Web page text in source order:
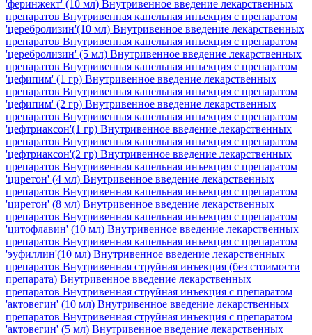
'феринжект' (10 мл) Внутривенное введение лекарственных
препаратов Внутривенная капельная инъекция с препаратом
'церебролизин'(10 мл) Внутривенное введение лекарственных
препаратов Внутривенная капельная инъекция с препаратом
'церебролизин' (5 мл) Внутривенное введение лекарственных
препаратов Внутривенная капельная инъекция с препаратом
'цефипим' (1 гр) Внутривенное введение лекарственных
препаратов Внутривенная капельная инъекция с препаратом
'цефипим' (2 гр) Внутривенное введение лекарственных
препаратов Внутривенная капельная инъекция с препаратом
'цефтриаксон'(1 гр) Внутривенное введение лекарственных
препаратов Внутривенная капельная инъекция с препаратом
'цефтриаксон'(2 гр) Внутривенное введение лекарственных
препаратов Внутривенная капельная инъекция с препаратом
'циретон' (4 мл) Внутривенное введение лекарственных
препаратов Внутривенная капельная инъекция с препаратом
'циретон' (8 мл) Внутривенное введение лекарственных
препаратов Внутривенная капельная инъекция с препаратом
'цитофлавин' (10 мл) Внутривенное введение лекарственных
препаратов Внутривенная капельная инъекция с препаратом
'эуфиллин'(10 мл) Внутривенное введение лекарственных
препаратов Внутривенная струйная инъекция (без стоимости
препарата) Внутривенное введение лекарственных
препаратов Внутривенная струйная инъекция с препаратом
'актовегин' (10 мл) Внутривенное введение лекарственных
препаратов Внутривенная струйная инъекция с препаратом
'актовегин' (5 мл) Внутривенное введение лекарственных